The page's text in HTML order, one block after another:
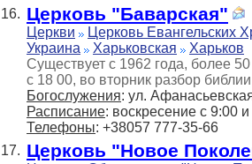
16. Церковь "Баварская"
Церкви
Церковь Евангельских
Украина
Харьковская Харьков
Существует с 1962 года, более
с 18 00, во вторник разбор
Богослужения: ул.
Расписание: воскресение с 9:00
Телефоны: +38057 777-35-66
17. Церковь "Новое